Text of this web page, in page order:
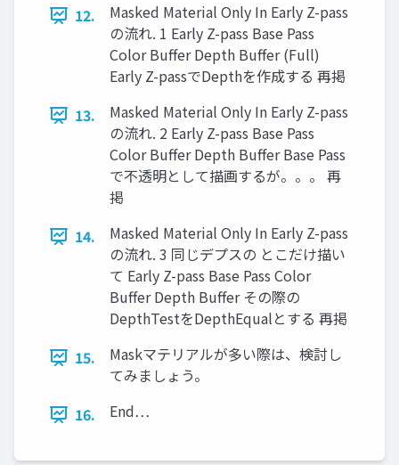
12.
Masked Material Only In Early Z-pass
の流れ. 1 Early Z-pass Base Pass
Color Buffer Depth Buffer (Full)
Early Z-passでDepthを作成する 再掲
13.
Masked Material Only In Early Z-pass
の流れ. 2 Early Z-pass Base Pass
Color Buffer Depth Buffer Base Pass
で不透明として描画するが。。。 再
掲
14.
Masked Material Only In Early Z-pass
の流れ. 3 同じデプスの とこだけ描い
て Early Z-pass Base Pass Color
Buffer Depth Buffer その際の
DepthTestをDepthEqualとする 再掲
15.
Maskマテリアルが多い際は、検討し
てみましょう。
16.
End…